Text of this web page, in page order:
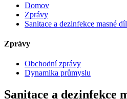
Domov
Zprávy
Sanitace a dezinfekce masné
Zprávy
Obchodní zprávy
Dynamika průmyslu
Sanitace a dezinfekce